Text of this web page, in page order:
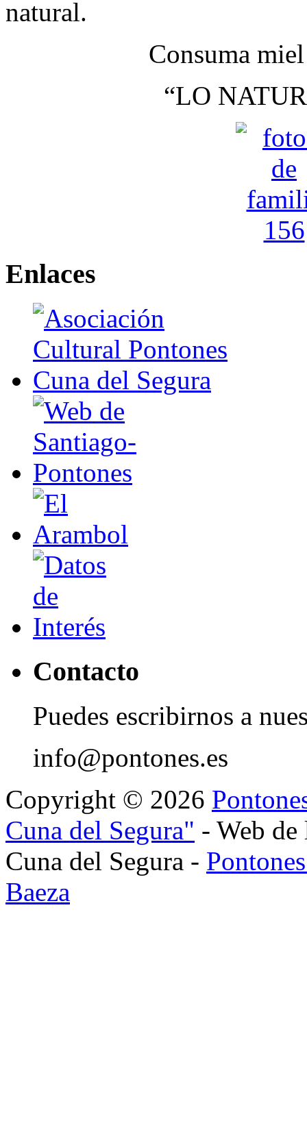
natural.
Consuma
“LO
Enlaces
Contacto
Puedes escribirnos a
info@pontones.es
Copyright © 2026
Cuna del Segura" - Web
Cuna del Segura -
Baeza